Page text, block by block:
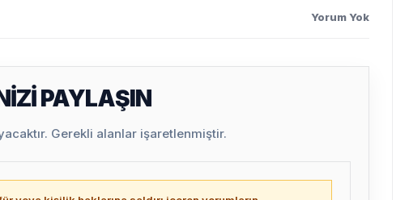
Yorum Yok
PAYLAŞIN
Gerekli alanlar işaretlenmiştir.